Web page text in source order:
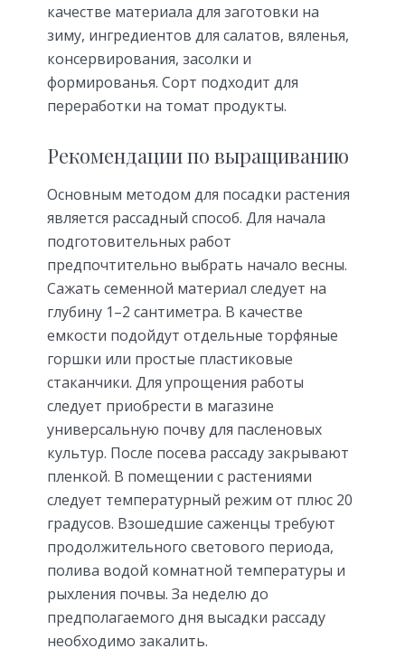
качестве материала для заготовки на
зиму, ингредиентов для салатов, вяленья,
консервирования, засолки и
формированья. Сорт подходит для
переработки на томат продукты.
Рекомендации по выращиванию
Основным методом для посадки растения
является рассадный способ. Для начала
подготовительных работ
предпочтительно выбрать начало весны.
Сажать семенной материал следует на
глубину 1–2 сантиметра. В качестве
емкости подойдут отдельные торфяные
горшки или простые пластиковые
стаканчики. Для упрощения работы
следует приобрести в магазине
универсальную почву для пасленовых
культур. После посева рассаду закрывают
пленкой. В помещении с растениями
следует температурный режим от плюс 20
градусов. Взошедшие саженцы требуют
продолжительного светового периода,
полива водой комнатной температуры и
рыхления почвы. За неделю до
предполагаемого дня высадки рассаду
необходимо закалить.